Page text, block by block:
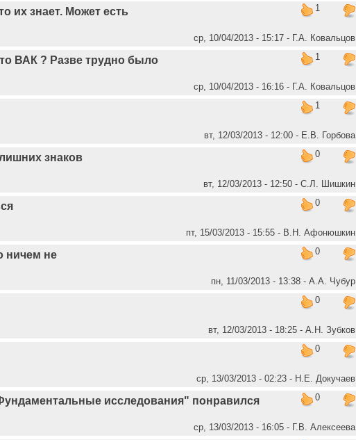
1
их знает. Может есть
ср, 10/04/2013 - 15:17 - Г.А. Ковальцов
1
ВАК ? Разве трудно было
ср, 10/04/2013 - 16:16 - Г.А. Ковальцов
1
вт, 12/03/2013 - 12:00 - Е.В. Горбова
0
знаков
вт, 12/03/2013 - 12:50 - С.Л. Шишкин
0
пт, 15/03/2013 - 15:55 - В.Н. Афонюшкин
0
ничем не
пн, 11/03/2013 - 13:38 - А.А. Чубур
0
вт, 12/03/2013 - 18:25 - А.Н. Зубков
0
ср, 13/03/2013 - 02:23 - Н.Е. Докучаев
0
исследования" понравился
ср, 13/03/2013 - 16:05 - Г.В. Алексеева